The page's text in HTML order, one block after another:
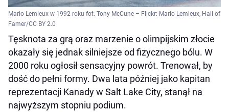
Mario Lemieux w 1992 roku fot. Tony McCune – Flickr: Mario Lemieux, Hall of
Famer/CC BY 2.0
Tęsknota za grą oraz marzenie o olimpijskim złocie
okazały się jednak silniejsze od fizycznego bólu. W
2000 roku ogłosił sensacyjny powrót. Trenował, by
dość do pełni formy. Dwa lata później jako kapitan
reprezentacji Kanady w Salt Lake City, stanął na
najwyższym stopniu podium.